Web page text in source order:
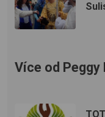
Více od Peggy